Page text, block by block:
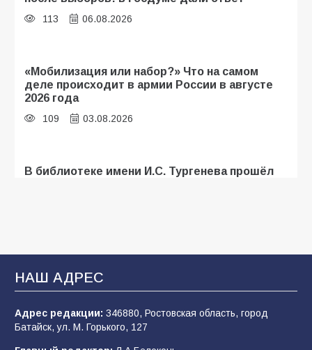
113 06.08.2026
«Мобилизация или набор?» Что на самом
деле происходит в армии России в августе
2026 года
109 03.08.2026
В библиотеке имени И.С. Тургенева прошёл
В Батайске продолжаются дорожные работы
108 04.08.2026
НАШ АДРЕС
Адрес редакции: 346880, Ростовская область, город
Батайск, ул. М. Горького, 127